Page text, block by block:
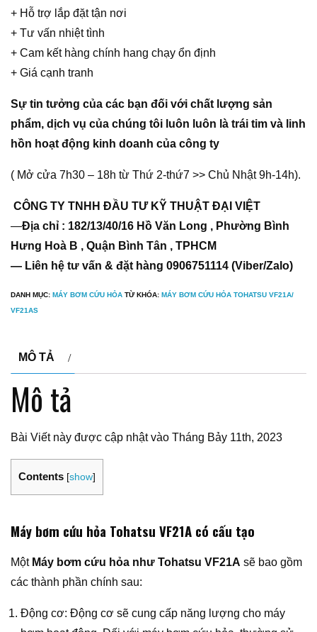
+ Hỗ trợ lắp đặt tận nơi
+ Tư vấn nhiệt tình
+ Cam kết hàng chính hang chạy ổn định
+ Giá cạnh tranh
Sự tin tưởng của các bạn đối với chất lượng sản
phẩm, dịch vụ của chúng tôi luôn luôn là trái tim và linh
hồn hoạt động kinh doanh của công ty
( Mở cửa 7h30 – 18h từ Thứ 2-thứ7 >> Chủ Nhật 9h-14h).
CÔNG TY TNHH ĐẦU TƯ KỸ THUẬT ĐẠI VIỆT
—Địa chỉ : 182/13/40/16 Hồ Văn Long , Phường Bình
Hưng Hoà B , Quận Bình Tân , TPHCM
— Liên hệ tư vấn & đặt hàng 0906751114 (Viber/Zalo)
DANH MỤC: MÁY BƠM CỨU HỎA TỪ KHÓA: MÁY BƠM CỨU HỎA TOHATSU VF21A/
VF21AS
MÔ TẢ
Mô tả
Bài Viết này được cập nhật vào Tháng Bảy 11th, 2023
Contents [show]
Máy bơm cứu hỏa Tohatsu VF21A có cấu tạo
Một Máy bơm cứu hỏa như Tohatsu VF21A sẽ bao gồm
các thành phần chính sau:
Động cơ: Động cơ sẽ cung cấp năng lượng cho máy